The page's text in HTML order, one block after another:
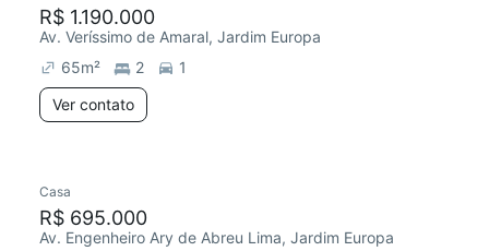
R$ 1.190.000
Av. Veríssimo de Amaral, Jardim Europa
65m² 2
1
Ver contato
Casa
R$ 695.000
Av. Engenheiro Ary de Abreu Lima, Jardim Europa